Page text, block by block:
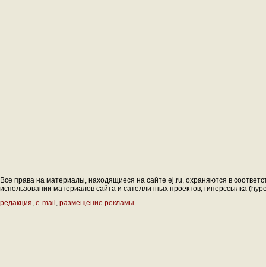
Все права на материалы, находящиеся на сайте ej.ru, охраняются в
использовании материалов сайта и сателлитных проектов, гиперссылка
редакция, e-mail , размещение рекламы.